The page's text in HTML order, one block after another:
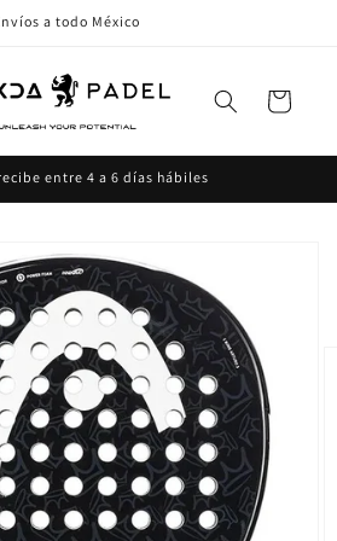
a todo México
Carrito
entre 4 a 6 días hábiles